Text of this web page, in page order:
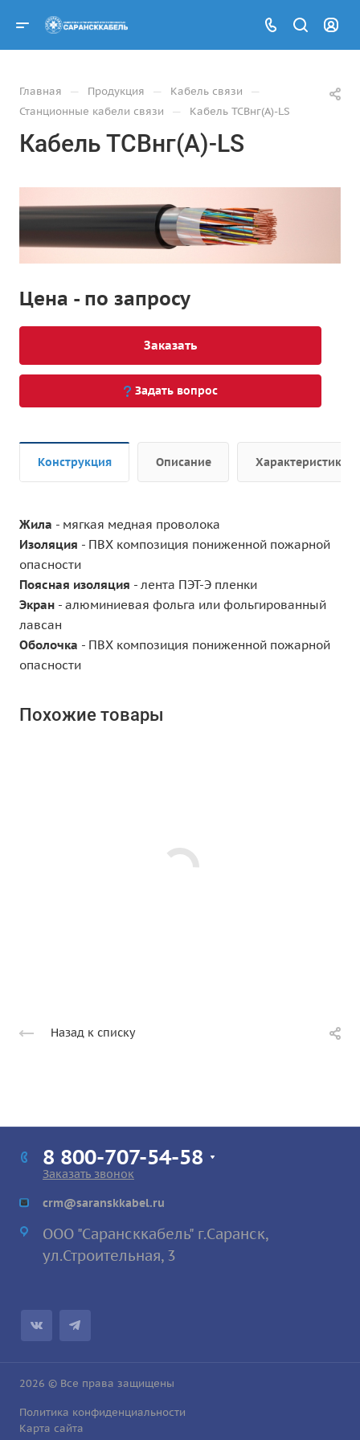
Главная — Продукция — Кабель связи —
Станционные кабели связи — Кабель ТСВнг(А)-LS
Кабель ТСВнг(А)-LS
Цена - по запросу
Заказать
Задать вопрос
Конструкция Описание Характеристики
Жила - мягкая медная проволока
Изоляция - ПВХ композиция пониженной пожарной
опасности
Поясная изоляция - лента ПЭТ-Э пленки
Экран - алюминиевая фольга или фольгированный
лавсан
Оболочка - ПВХ композиция пониженной пожарной
опасности
Похожие товары
Назад к списку
8 800-707-54-58
Заказать звонок
crm@saranskkabel.ru
ООО "Сарансккабель" г.Саранск,
ул.Строительная, 3
2026 © Все права защищены
Политика конфиденциальности
Карта сайта